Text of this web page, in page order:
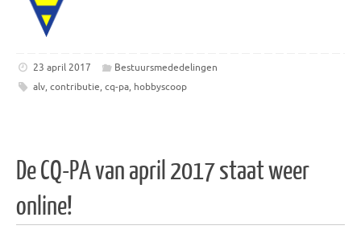
23 april 2017
Bestuursmededelingen
alv, contributie, cq-pa, hobbyscoop
De CQ-PA van april 2017 staat weer
online!